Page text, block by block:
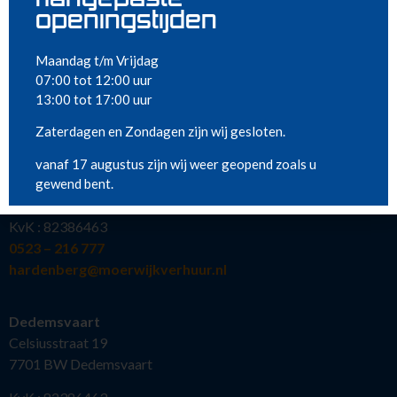
Nieuw in ons assortiment
Meest gehuurd
Kollergang 15
7773 NG Hardenberg
KvK : 82386463
0523 – 216 777
hardenberg@moerwijkverhuur.nl
Dedemsvaart
Celsiusstraat 19
7701 BW Dedemsvaart
openingstijden
Maandag t/m Vrijdag
07:00 tot 12:00 uur
13:00 tot 17:00 uur
Zaterdagen en Zondagen zijn wij gesloten.
vanaf 17 augustus zijn wij weer geopend zoals u
gewend bent.